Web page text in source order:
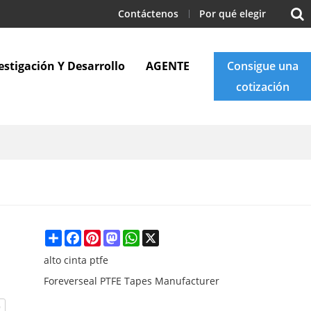
Contáctenos Por qué elegir
Y Desarrollo AGENTE
Consigue una
cotización
ShareFacebookPinterestMastodonWhatsApp
alto cinta ptfe
Foreverseal PTFE Tapes Manufacturer